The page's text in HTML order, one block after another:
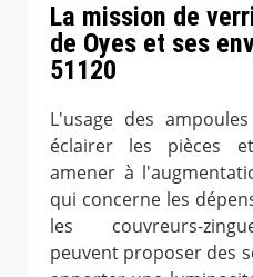
La mission de
de Oyes et ses
51120
L'usage des
éclairer les pièces
amener à
qui concerne les
les couvreurs-
peuvent proposer des